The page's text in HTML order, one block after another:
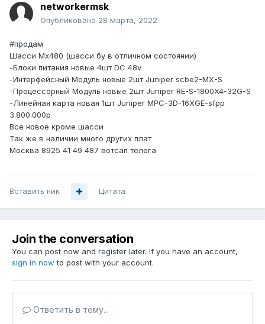
networkermsk
Опубликовано 28 марта, 2022
#продам
Шасси Mx480 (шасси бу в отличном состоянии)
-Блоки питания новые 4шт DC 48v
-Интерфейсный Модуль новые 2шт Juniper scbe2-MX-S
-Процессорный Модуль новые 2шт Juniper RE-S-1800X4-32G-S
-Линейная карта новая 1шт Juniper MPC-3D-16XGE-sfpp
3.800.000р
Все новое кроме шасси
Так же в наличии много других плат
Москва 8925 41 49 487 вотсап телега
Вставить ник Цитата
Join the conversation
You can post now and register later. If you have an account,
sign in now to post with your account.
Ответить в тему...